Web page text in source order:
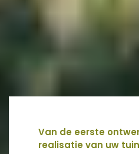
Van de eerste
realisatie van uw